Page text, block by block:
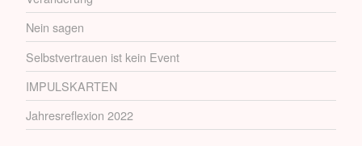
Nein sagen
Selbstvertrauen ist kein Event
IMPULSKARTEN
Jahresreflexion 2022